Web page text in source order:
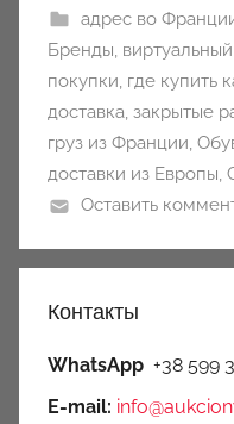
адрес во
Бренды,
покупки, где купить
доставка, закрытые
груз из Франции,
доставки из Европы,
Оставить
Контакты
WhatsApp +38 599
E-mail: